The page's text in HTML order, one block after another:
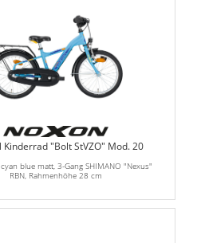
Kinderrad "Bolt StVZO" Mod. 20
blue matt, 3-Gang SHIMANO "Nexus"
RBN, Rahmenhöhe 28 cm